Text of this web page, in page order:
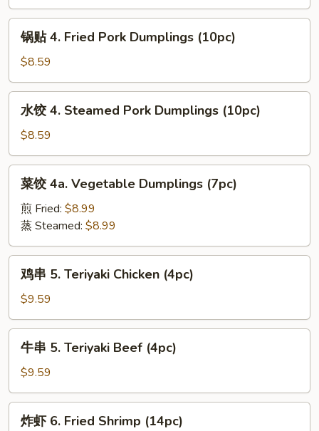
(1pc)
Shrimp
Roll
(1pc)
锅
Fried
Pork
Dumplings
(10pc)
锅贴 4. Fried Pork Dumplings (10pc)
$8.59
水
Steamed
Pork
Dumplings
(10pc)
水饺 4. Steamed Pork Dumplings (10pc)
$8.59
菜
4a.
Vegetable
Dumplings
(7pc)
菜饺 4a. Vegetable Dumplings (7pc)
煎 Fried: $8.99
蒸 Steamed: $8.99
鸡
Teriyaki
Chicken
(4pc)
鸡串 5. Teriyaki Chicken (4pc)
$9.59
牛
Teriyaki
Beef
(4pc)
牛串 5. Teriyaki Beef (4pc)
$9.59
炸
炸虾 6. Fried Shrimp (14pc)